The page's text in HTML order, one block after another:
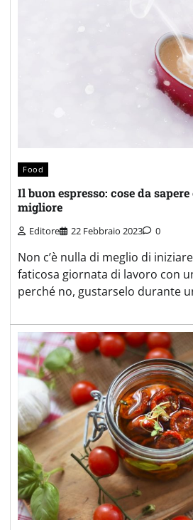
Food
Il buon espresso: cose da
migliore
Editore 22 Febbraio 2023 0
Non c’è nulla di meglio di
faticosa giornata di lavoro con
perché no, gustarselo durante